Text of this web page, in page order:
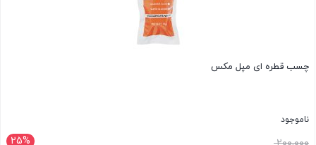
چسب قطره ای مپل مکس
ناموجود
25%